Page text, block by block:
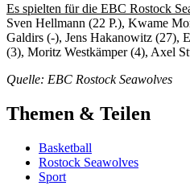
Es spielten für die EBC Rostock
Sven Hellmann (22 P.), Kwame
Galdirs (-), Jens Hakanowitz (27),
(3), Moritz Westkämper (4), Axel
Quelle: EBC Rostock Seawolves
Themen & Teilen
Basketball
Rostock Seawolves
Sport